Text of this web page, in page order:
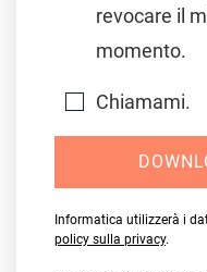
revocare il
momento.
Chiamami.
Informatica utilizzerà i
policy sulla privacy.